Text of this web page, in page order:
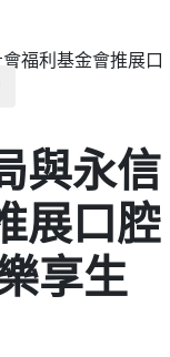
福利基金會推展口
與永信
展口腔
享生